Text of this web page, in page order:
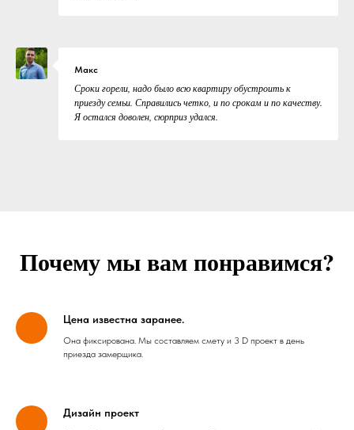
Макс
Сроки горели, надо было всю квартиру обустроить к
приезду семьи. Справились четко, и по срокам и по качеству.
Я остался доволен, сюрприз удался.
Почему мы вам понравимся?
Цена известна заранее.
Она фиксирована. Мы составляем смету и 3 D проект в день
приезда замерщика.
Дизайн проект